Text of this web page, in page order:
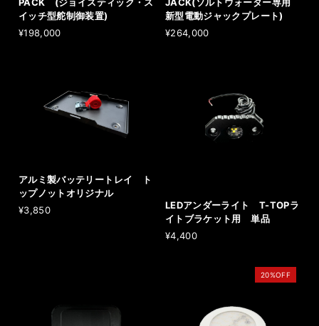
イッチ型舵制御装置)
¥198,000
新型電動ジャックプレート)
¥264,000
アルミ製バッテリートレイ ト
ップノットオリジナル
¥3,850
LEDアンダーライト T-TOPラ
イトブラケット用 単品
¥4,400
20%OFF